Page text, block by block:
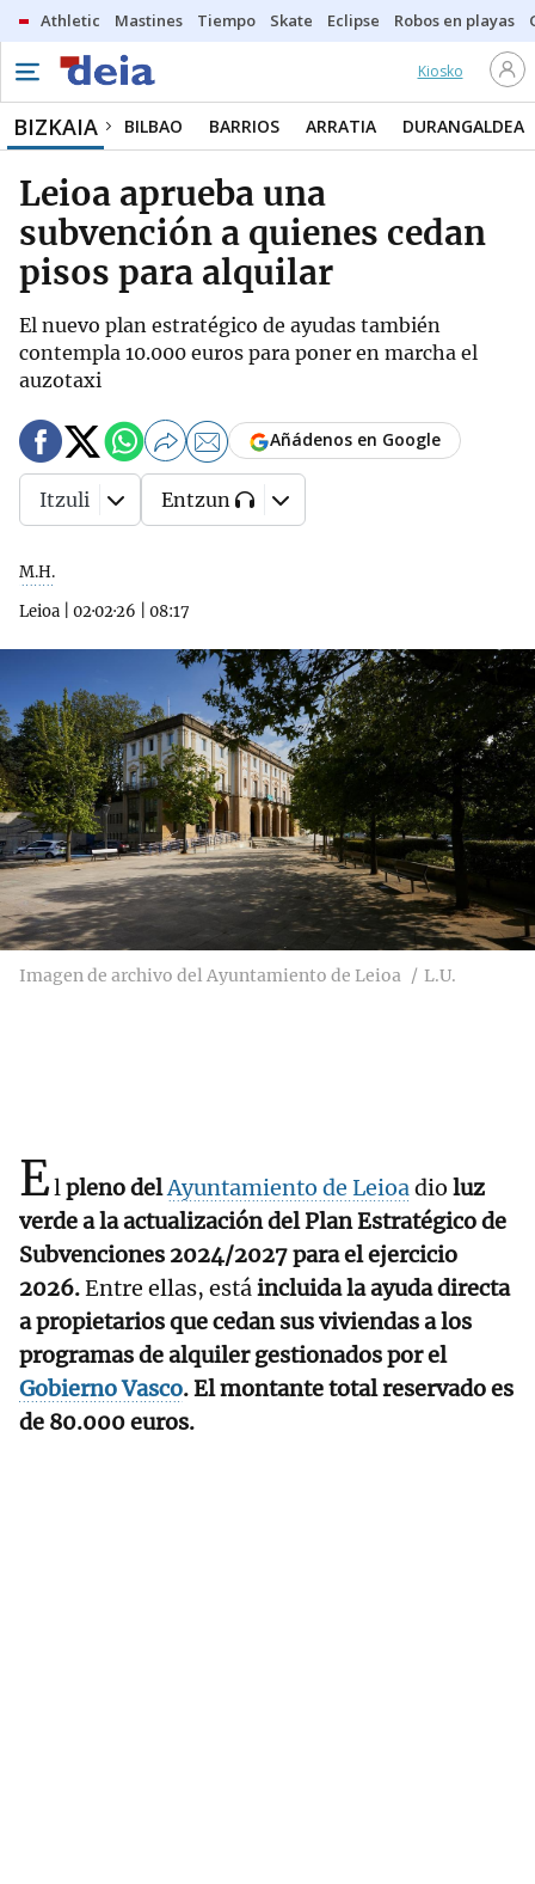
Athletic Mastines Tiempo Skate Eclipse Robos en playas
Kiosko
BIZKAIA BILBAO BARRIOS ARRATIA DURANGALDEA
Leioa aprueba una
subvención a quienes cedan
pisos para alquilar
El nuevo plan estratégico de ayudas también
contempla 10.000 euros para poner en marcha el
auzotaxi
M.H.
Leioa
02·02·26 08:17
Añádenos en Google
Itzuli Entzun
Imagen de archivo del Ayuntamiento de Leioa L.U.
Elpleno delAyuntamiento de Leioadio luz
verde a la actualización del Plan Estratégico de
Subvenciones 2024/2027 para el ejercicio
2026.Entre ellas, estáincluida la ayuda directa
a propietarios que cedan sus viviendas a los
programas de alquiler gestionados por el
Gobierno Vasco. El montante total reservado es
de 80.000 euros.